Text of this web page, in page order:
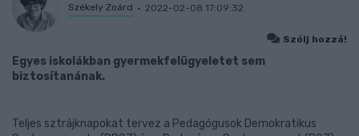
Székely Zoárd 2022-02-08 17:09:32
Szólj hozzá!
Egyes iskolákban gyermekfelügyeletet sem
biztosítanának.
Teljes sztrájknapokat tervez a Pedagógusok Demokratikus